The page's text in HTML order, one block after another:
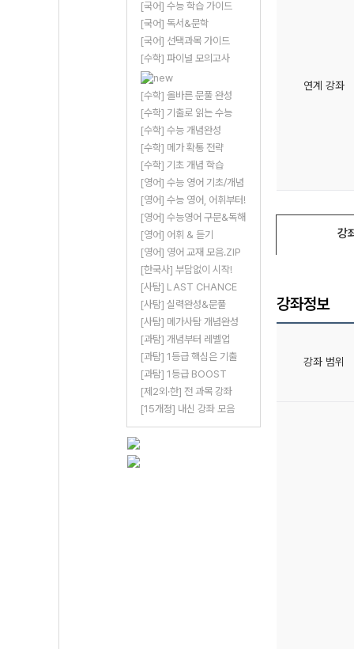
[국어] 수능 학습 가이드
[국어] 독서&문학
[국어] 선택과목 가이드
[수학] 파이널 모의고사
[수학] 올바른 문풀 완성
[수학] 기출로 읽는 수능
[수학] 수능 개념완성
[수학] 메가 확통 전략
[수학] 기초 개념 학습
[영어] 수능 영어 기초/개념
[영어] 수능 영어, 어휘부터!
[영어] 수능영어 구문&독해
[영어] 어휘 & 듣기
[영어] 영어 교재 모음.ZIP
[한국사] 부담없이 시작!
[사탐] LAST CHANCE
[사탐] 실력완성&문풀
[사탐] 메가사탐 개념완성
[과탐] 개념부터 레벨업
[과탐] 1등급 핵심은 기출
[과탐] 1등급 BOOST
[제2외·한] 전 과목 강좌
[15개정] 내신 강좌 모음
연계 강좌
강
강좌정보
강좌 범위